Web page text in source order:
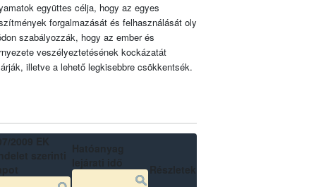
együttes célja, hogy az egyes
forgalmazását és felhasználását oly
szabályozzák, hogy az ember és
veszélyeztetésének kockázatát
illetve a lehető legkisebbre csökkentsék.